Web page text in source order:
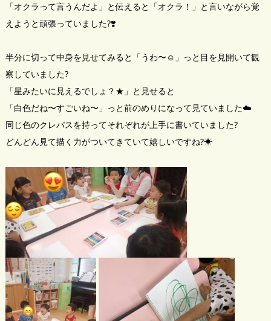
「オクラって言うんだよ」と伝えると「オクラ！」と言いながら覚
えようと頑張っていました?❣️
半分に切って中身を見せてみると「うわ〜☺️」っと目を見開いて観
察していました?
「星みたいに見えるでしょ？★」と見せると
「白色だね〜すごいね〜」っと前のめりになって見ていました☁️
同じ色のクレパスを持ってそれぞれが上手に書いていました?
どんどん見て描く力がついてきていて嬉しいですね?☀